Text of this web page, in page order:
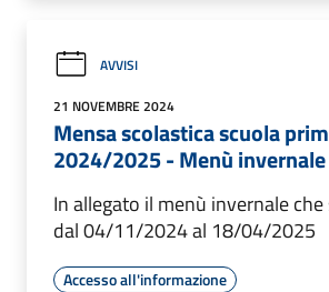
AVVISI
21 NOVEMBRE 2024
Mensa scolastica scuola
2024/2025 - Menù invernale
In allegato il menù invernale
dal 04/11/2024 al 18/04/2025
Accesso all'informazione